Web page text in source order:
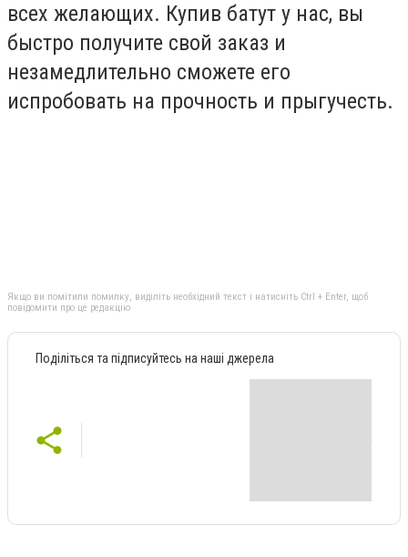
всех желающих. Купив батут у нас, вы
быстро получите свой заказ и
незамедлительно сможете его
испробовать на прочность и прыгучесть.
Якщо ви помітили помилку, виділіть необхідний текст і натисніть Ctrl + Enter, щоб
повідомити про це редакцію
Поділіться та підписуйтесь на наші джерела